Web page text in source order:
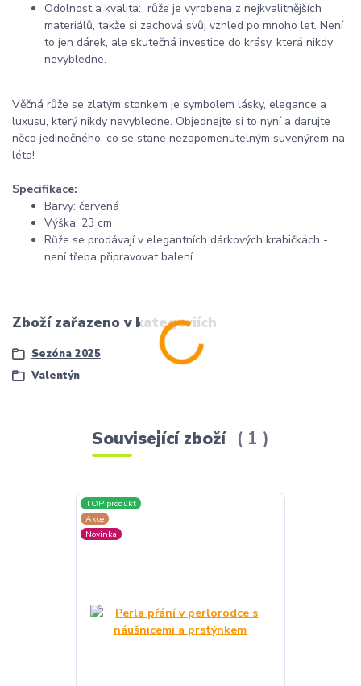
Odolnost a kvalita: růže je vyrobena z nejkvalitnějších
materiálů, takže si zachová svůj vzhled po mnoho let. Není
to jen dárek, ale skutečná investice do krásy, která nikdy
nevybledne.
Věčná růže se zlatým stonkem je symbolem lásky, elegance a
luxusu, který nikdy nevybledne. Objednejte si to nyní a darujte
něco jedinečného, ​​co se stane nezapomenutelným suvenýrem na
léta!
Specifikace:
Barvy: červená
Výška: 23 cm
Růže se prodávají v elegantních dárkových krabičkách -
není třeba připravovat balení
Zboží zařazeno v kategoriích
Sezóna 2025
Valentýn
Související zboží 1
TOP produkt
Akce
Novinka